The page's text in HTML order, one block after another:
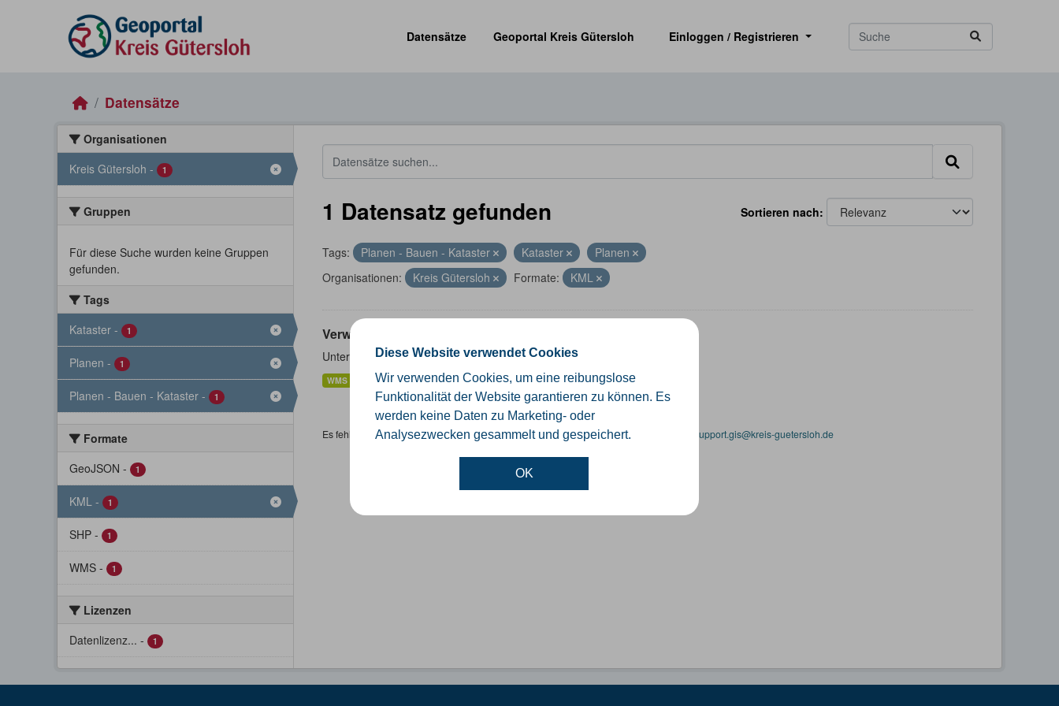
Diese Website verwendet Cookies
Wir verwenden Cookies, um eine reibungslose
Funktionalität der Website garantieren zu können. Es
werden keine Daten zu Marketing- oder
Analysezwecken gesammelt und gespeichert.
OK
Datensätze
Geoportal Kreis Gütersloh Einloggen / Registrieren
Datensätze
Organisationen
Kreis Gütersloh - 1
Gruppen
Für diese Suche wurden keine Gruppen
gefunden.
Tags
Kataster - 1
Planen - 1
Planen - Bauen - Kataster - 1
Formate
GeoJSON - 1
KML - 1
SHP - 1
WMS - 1
Lizenzen
Datenlizenz... - 1
Sortieren nach
1 Datensatz gefunden
Tags: Planen - Bauen - Kataster Kataster
Planen
Organisationen:
Kreis Gütersloh Formate: KML
Verwaltungsgrenzen
Unterschiedliche Ebenen der Verwaltungsgrenzen im Kreis Gütersloh
WMS SHP GeoJSON KML
Es fehlen spezifische Datensätze? Wenden Sie sich bitte an einen Administrator unter: support.gis@kreis-guetersloh.de